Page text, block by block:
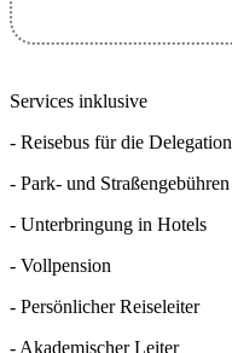
Services inklusive
- Reisebus für die Delegation
- Park- und Straßengebühren
- Unterbringung in Hotels
- Vollpension
- Persönlicher Reiseleiter
- Akademischer Leiter